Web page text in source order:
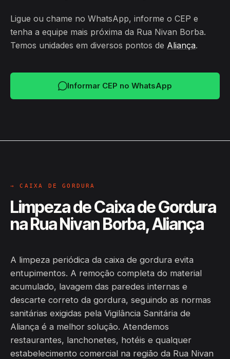
Ligue ou chame no WhatsApp, informe o CEP e
tenha a equipe mais próxima da Rua Nivan Borba.
Temos unidades em diversos pontos de Aliança.
Informar CEP no WhatsApp
→ CAIXA DE GORDURA
Limpeza de Caixa de Gordura
na Rua Nivan Borba, Aliança
A limpeza periódica da caixa de gordura evita
entupimentos. A remoção completa do material
acumulado, lavagem das paredes internas e
descarte correto da gordura, seguindo as normas
sanitárias exigidas pela Vigilância Sanitária de
Aliança é a melhor solução. Atendemos
restaurantes, lanchonetes, hotéis e qualquer
estabelecimento comercial na região da Rua Nivan